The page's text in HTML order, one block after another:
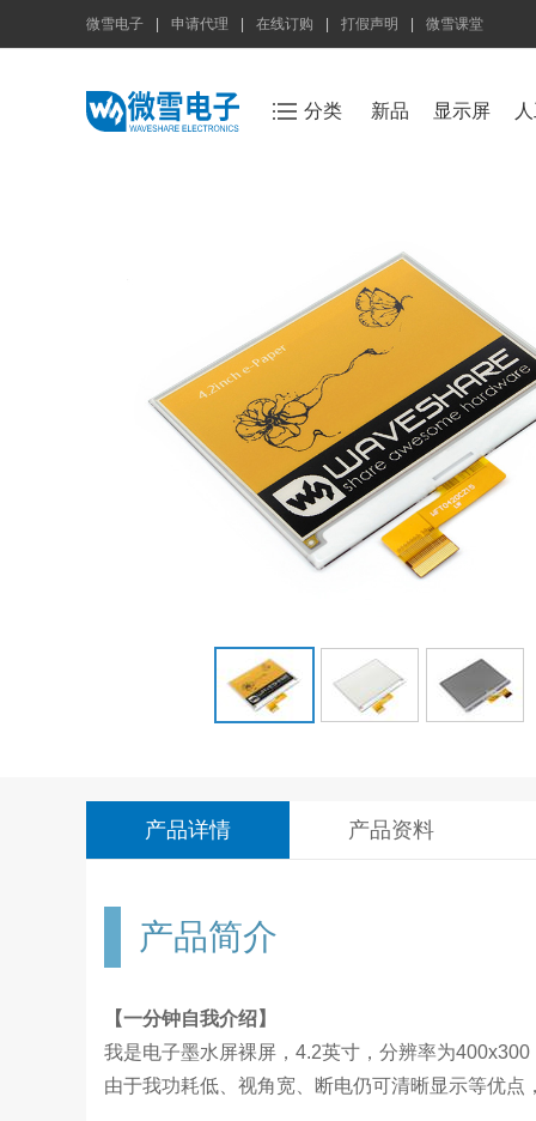
微雪电子 申请代理 在线订购 打假声明 微雪课堂
分类 新品 显示屏
产品详情 产品资料
产品简介
【一分钟自我介绍】
我是电子墨水屏裸屏，4.2英寸，分辨率为
由于我功耗低、视角宽、断电仍可清晰显示等优